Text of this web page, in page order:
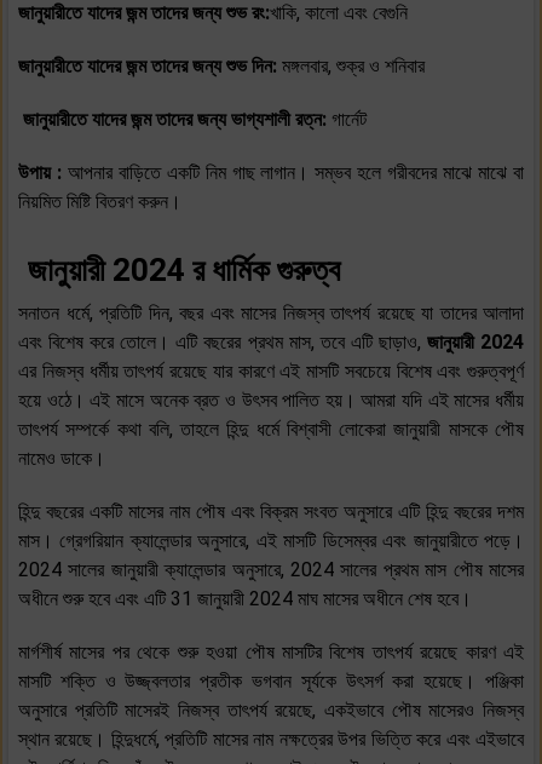
জানুয়ারীতেযাদের জন্ম তাদের জন্য শুভ রং:খাকি, কালো এবং বেগুনি
জানুয়ারীতে যাদের জন্ম তাদের জন্য শুভ দিন: মঙ্গলবার, শুক্র ও শনিবার
জানুয়ারীতে যাদের জন্ম তাদের জন্য ভাগ্যশালী রত্ন: গার্নেট
উপায় : আপনার বাড়িতে একটি নিম গাছ লাগান। সম্ভব হলে গরীবদের মাঝে মাঝে বা
নিয়মিত মিষ্টি বিতরণ করুন।
জানুয়ারী 2024 র ধার্মিক গুরুত্ব
সনাতন ধর্মে, প্রতিটি দিন, বছর এবং মাসের নিজস্ব তাৎপর্য রয়েছে যা তাদের আলাদা
এবং বিশেষ করে তোলে। এটি বছরের প্রথম মাস, তবে এটি ছাড়াও, জানুয়ারী 2024
এর নিজস্ব ধর্মীয় তাৎপর্য রয়েছে যার কারণে এই মাসটি সবচেয়ে বিশেষ এবং গুরুত্বপূর্ণ
হয়ে ওঠে। এই মাসে অনেক ব্রত ও উৎসব পালিত হয়। আমরা যদি এই মাসের ধর্মীয়
তাৎপর্য সম্পর্কে কথা বলি, তাহলে হিন্দু ধর্মে বিশ্বাসী লোকেরা জানুয়ারী মাসকে পৌষ
নামেও ডাকে।
হিন্দু বছরের একটি মাসের নাম পৌষ এবং বিক্রম সংবত অনুসারে এটি হিন্দু বছরের দশম
মাস। গ্রেগরিয়ান ক্যালেন্ডার অনুসারে, এই মাসটি ডিসেম্বর এবং জানুয়ারীতে পড়ে।
2024 সালের জানুয়ারী ক্যালেন্ডার অনুসারে, 2024 সালের প্রথম মাস পৌষ মাসের
অধীনে শুরু হবে এবং এটি 31 জানুয়ারী 2024 মাঘ মাসের অধীনে শেষ হবে।
মার্গশীর্ষ মাসের পর থেকে শুরু হওয়া পৌষ মাসটির বিশেষ তাৎপর্য রয়েছে কারণ এই
মাসটি শক্তি ও উজ্জ্বলতার প্রতীক ভগবান সূর্যকে উৎসর্গ করা হয়েছে। পঞ্জিকা
অনুসারে প্রতিটি মাসেরই নিজস্ব তাৎপর্য রয়েছে, একইভাবে পৌষ মাসেরও নিজস্ব
স্থান রয়েছে। হিন্দুধর্মে, প্রতিটি মাসের নাম নক্ষত্রের উপর ভিত্তি করে এবং এইভাবে